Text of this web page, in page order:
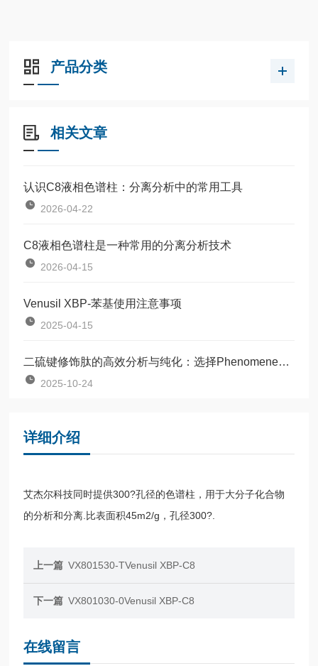
产品分类
相关文章
认识C8液相色谱柱：分离分析中的常用工具
2026-04-22
C8液相色谱柱是一种常用的分离分析技术
2026-04-15
Venusil XBP-苯基使用注意事项
2025-04-15
二硫键修饰肽的高效分析与纯化：选择Phenomenex Luna的理由
2025-10-24
详细介绍
艾杰尔科技同时提供300?孔径的色谱柱，用于大分子化合物
的分析和分离.比表面积45m2/g，孔径300?.
上一篇 VX801530-TVenusil XBP-C8
下一篇 VX801030-0Venusil XBP-C8
在线留言